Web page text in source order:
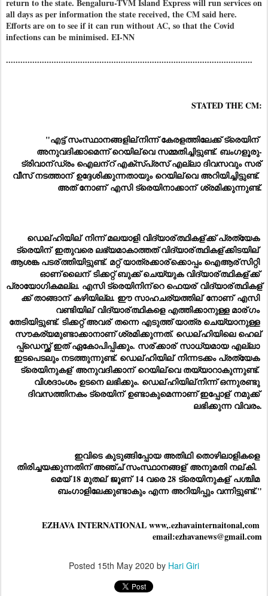
return to the state. Bengaluru-TVM Island Express will run services on
all days as per information the state received, the CM said here.
Efforts are on to see if it can run without AC, so that the Covid
infections can be minimised. EI-NN
.......................................................................................................
STATED THE CM:
"എട്ട് സംസ്ഥാനങ്ങളില്നിന്ന് കേരളത്തിലേക്ക് ട്രെയിന്
അനുവദിക്കാമെന്ന് റെയില്വെ സമ്മതിച്ചിട്ടുണ്ട്. ബംഗളൂരു-
ട്രിവാന്ഡ്രം ഐലന്റ് എക്സ്പ്രസ് എല്ലാ ദിവസവും സര്
വീസ് നടത്താന് ഉദ്ദേശിക്കുന്നതായും റെയില്വെ അറിയിച്ചിട്ടുണ്ട്.
അത് നോണ് എസി ട്രെയിനാക്കാന് ശ്രമിക്കുന്നുണ്ട്.
ഡെല്ഹിയില് നിന്ന് മലയാളി വിദ്യാര്ത്ഥികള്ക്ക് പ്രത്യേക
ട്രെയിന് ഇതുവരെ ലഭ്യമാകാത്തത് വിദ്യാര്ത്ഥികള്ക്കിടയില്
ആശങ്ക പടര്ത്തിയിട്ടുണ്ട്. മറ്റ് യാത്രക്കാര്ക്കൊപ്പം ഐആര്സിറ്റി
ഓണ്ലൈന് ടിക്കറ്റ് ബുക്ക് ചെയ്യുക വിദ്യാര്ത്ഥികള്ക്ക്
പ്രായോഗികമല്ല. എസി ട്രെയിനിന്റെ ഫെയര് വിദ്യാര്ത്ഥികള്
ക്ക് താങ്ങാന് കഴിയില്ല. ഈ സാഹചര്യത്തില് നോണ് എസി
വണ്ടിയില് വിദ്യാര്ത്ഥികളെ എത്തിക്കാനുള്ള മാര്ഗം
തേടിയിട്ടുണ്ട്. ടിക്കറ്റ് അവര് തന്നെ എടുത്ത് യാത്ര ചെയ്യാനുള്ള
സൗകര്യമുണ്ടാക്കാനാണ് ശ്രമിക്കുന്നത്. ഡെല്ഹിയിലെ ഹെല്
പ്പ്ഡെസ്ക്ക് ഇത് ഏകോപിപ്പിക്കും. സര്ക്കാര് സാധ്യമായ എല്ലാ
ഇടപെടലും നടത്തുന്നുണ്ട്. ഡെല്ഹിയില് നിന്നടക്കം പ്രത്യേക
ട്രെയിനുകള് അനുവദിക്കാന് റെയില്വെ തയ്യാറാകുന്നുണ്ട്.
വിശദാംശം ഉടനെ ലഭിക്കും. ഡെല്ഹിയില്നിന്ന് ഒന്നുരണ്ടു
ദിവസത്തിനകം ട്രെയിന് ഉണ്ടാകുമെന്നാണ് ഇപ്പോള് നമുക്ക്
ലഭിക്കുന്ന വിവരം.
ഇവിടെ കുടുങ്ങിപ്പോയ അതിഥി തൊഴിലാളികളെ
തിരിച്ചയക്കുന്നതിന് അഞ്ച് സംസ്ഥാനങ്ങള് അനുമതി നല്കി.
മെയ് 18 മുതല് ജൂണ് 14 വരെ 28 ട്രെയിനുകള് പശ്ചിമ
ബംഗാളിലേക്കുണ്ടാകും എന്ന അറിയിപ്പും വന്നിട്ടുണ്ട്."
EZHAVA INTERNATIONAL www,.ezhavainternaitonal,com
email:ezhavanews@gmail.com
Posted 15th May 2020 by Hari Giri